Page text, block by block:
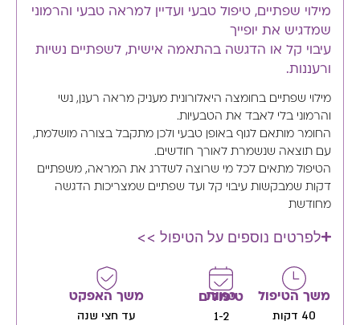
מילוי שפתיים, טיפול טבעי ועדיין למראה טבעי והרמוני
שמדגיש את יופייך
עיבוי קל או הדגשה בהתאמה אישית, לשפתיים נשיות
ורעננות.
מילוי שפתיים בחומצה היאלורונית מעניק מראה רענן, נשי
והרמוני בלי לאבד את הטבעיות.
החומר מותאם לגוף באופן טבעי ולכן מתקבל בצורה מושלמת,
עם תוצאה שנשמרת לאורך חודשים.
הטיפול מתאים לכל מי שרוצה לשדרג את המראה, משפתיים
דקות שמבקשות עיבוי קל ועד שפתיים שמצריכות הדגשה
מחודשת
לפרטים נוספים על הטיפול >>
משך הטיפול
40 דקות
כמות טיפולים
1-2
משך האפקט
עד חצי שנה